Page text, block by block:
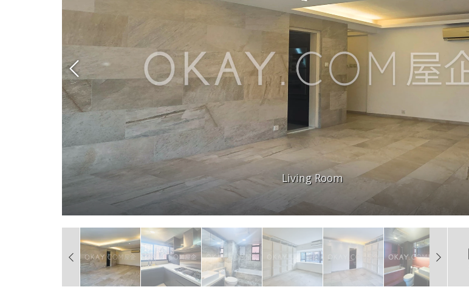
Living Room